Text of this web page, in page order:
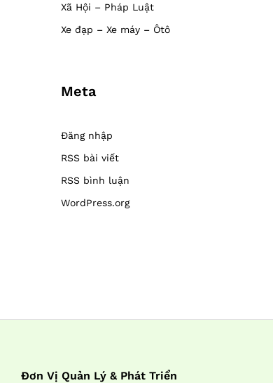
Xã Hội – Pháp Luật
Xe đạp – Xe máy – Ôtô
Meta
Đăng nhập
RSS bài viết
RSS bình luận
WordPress.org
Đơn Vị Quản Lý & Phát Triển